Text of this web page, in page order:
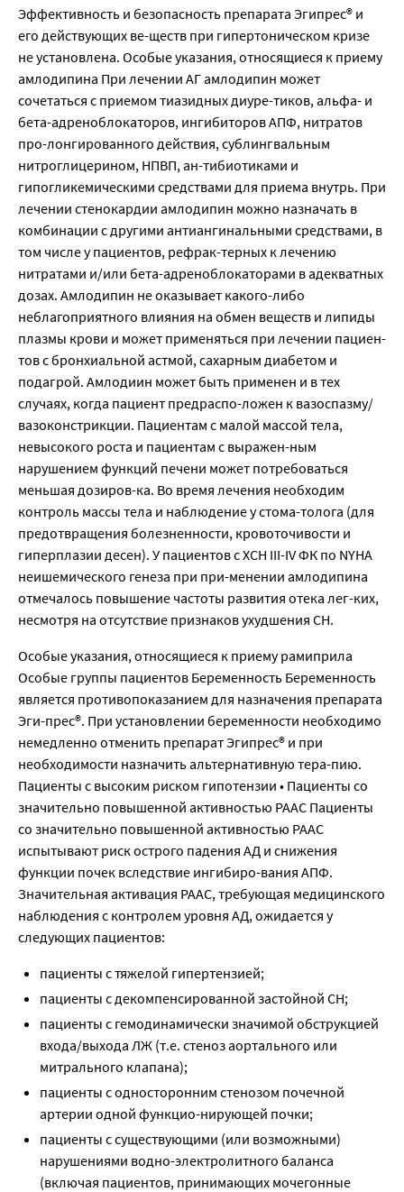
Эффективность и безопасность препарата Эгипрес® и
его действующих ве-ществ при гипертоническом кризе
не установлена. Особые указания, относящиеся к приему
амлодипина При лечении АГ амлодипин может
сочетаться с приемом тиазидных диуре-тиков, альфа- и
бета-адреноблокаторов, ингибиторов АПФ, нитратов
про-лонгированного действия, сублингвальным
нитроглицерином, НПВП, ан-тибиотиками и
гипогликемическими средствами для приема внутрь. При
лечении стенокардии амлодипин можно назначать в
комбинации с другими антиангинальными средствами, в
том числе у пациентов, рефрак-терных к лечению
нитратами и/или бета-адреноблокаторами в адекватных
дозах. Амлодипин не оказывает какого-либо
неблагоприятного влияния на обмен веществ и липиды
плазмы крови и может применяться при лечении пациен-
тов с бронхиальной астмой, сахарным диабетом и
подагрой. Амлодиин может быть применен и в тех
случаях, когда пациент предраспо-ложен к вазоспазму/
вазоконстрикции. Пациентам с малой массой тела,
невысокого роста и пациентам с выражен-ным
нарушением функций печени может потребоваться
меньшая дозиров-ка. Во время лечения необходим
контроль массы тела и наблюдение у стома-толога (для
предотвращения болезненности, кровоточивости и
гиперплазии десен). У пациентов с ХСН ΙΙΙ-ΙV ФК по NYHA
неишемического генеза при при-менении амлодипина
отмечалось повышение частоты развития отека лег-ких,
несмотря на отсутствие признаков ухудшения СН.
Особые указания, относящиеся к приему рамиприла
Особые группы пациентов Беременность Беременность
является противопоказанием для назначения препарата
Эги-прес®. При установлении беременности необходимо
немедленно отменить препарат Эгипрес® и при
необходимости назначить альтернативную тера-пию.
Пациенты с высоким риском гипотензии • Пациенты со
значительно повышенной активностью РААС Пациенты
со значительно повышенной активностью РААС
испытывают риск острого падения АД и снижения
функции почек вследствие ингибиро-вания АПФ.
Значительная активация РААС, требующая медицинского
наблюдения с контролем уровня АД, ожидается у
следующих пациентов:
пациенты с тяжелой гипертензией;
пациенты с декомпенсированной застойной СН;
пациенты с гемодинамически значимой обструкцией
входа/выхода ЛЖ (т.е. стеноз аортального или
митрального клапана);
пациенты с односторонним стенозом почечной
артерии одной функцио-нирующей почки;
пациенты с существующими (или возможными)
нарушениями водно-электролитного баланса
(включая пациентов, принимающих мочегонные